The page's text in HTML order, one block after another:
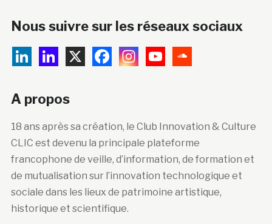
Nous suivre sur les réseaux sociaux
A propos
18 ans après sa création, le Club Innovation & Culture
CLIC est devenu la principale plateforme
francophone de veille, d’information, de formation et
de mutualisation sur l’innovation technologique et
sociale dans les lieux de patrimoine artistique,
historique et scientifique.